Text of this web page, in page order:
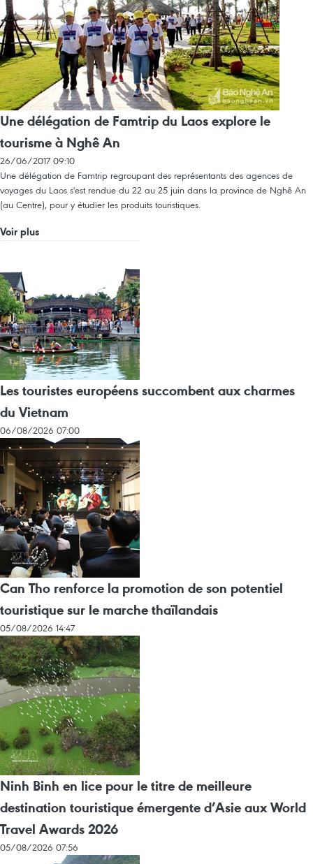
Une délégation de Famtrip du Laos explore le
tourisme à Nghê An
26/06/2017 09:10
Une délégation de Famtrip regroupant des représentants des agences de
voyages du Laos s'est rendue du 22 au 25 juin dans la province de Nghê An
(au Centre), pour y étudier les produits touristiques.
Voir plus
Les touristes européens succombent aux charmes
du Vietnam
06/08/2026 07:00
Can Tho renforce la promotion de son potentiel
touristique sur le marche thaïlandais
05/08/2026 14:47
Ninh Binh en lice pour le titre de meilleure
destination touristique émergente d’Asie aux World
Travel Awards 2026
05/08/2026 07:56